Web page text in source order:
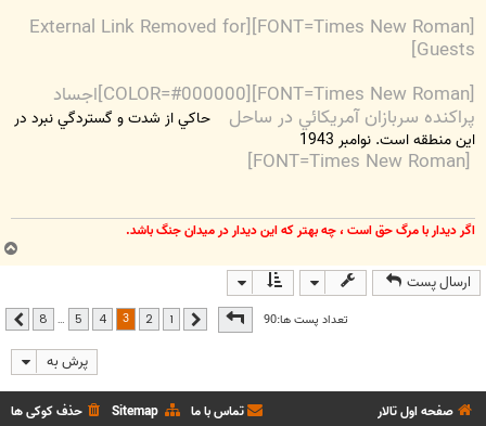
[External Link Removed for
Guests]
[FONT=Times New Roman][COLOR=#000000]اجساد
پراكنده سربازان آمريكائي در ساحل
حاكي از شدت و گستردگي نبرد در
اين منطقه است. نوامبر 1943
اگر ديدار با مرگ حق است ، چه بهتر كه اين ديدار در ميدان جنگ باشد.
ب
ا
ارسال پست
تعداد پست ها:90صفحه از8 قبلی 2
3
4
5
…
8 بعدی
پرش به
صفحه اول تالار حذف کوکی ها Sitemap تماس با ما